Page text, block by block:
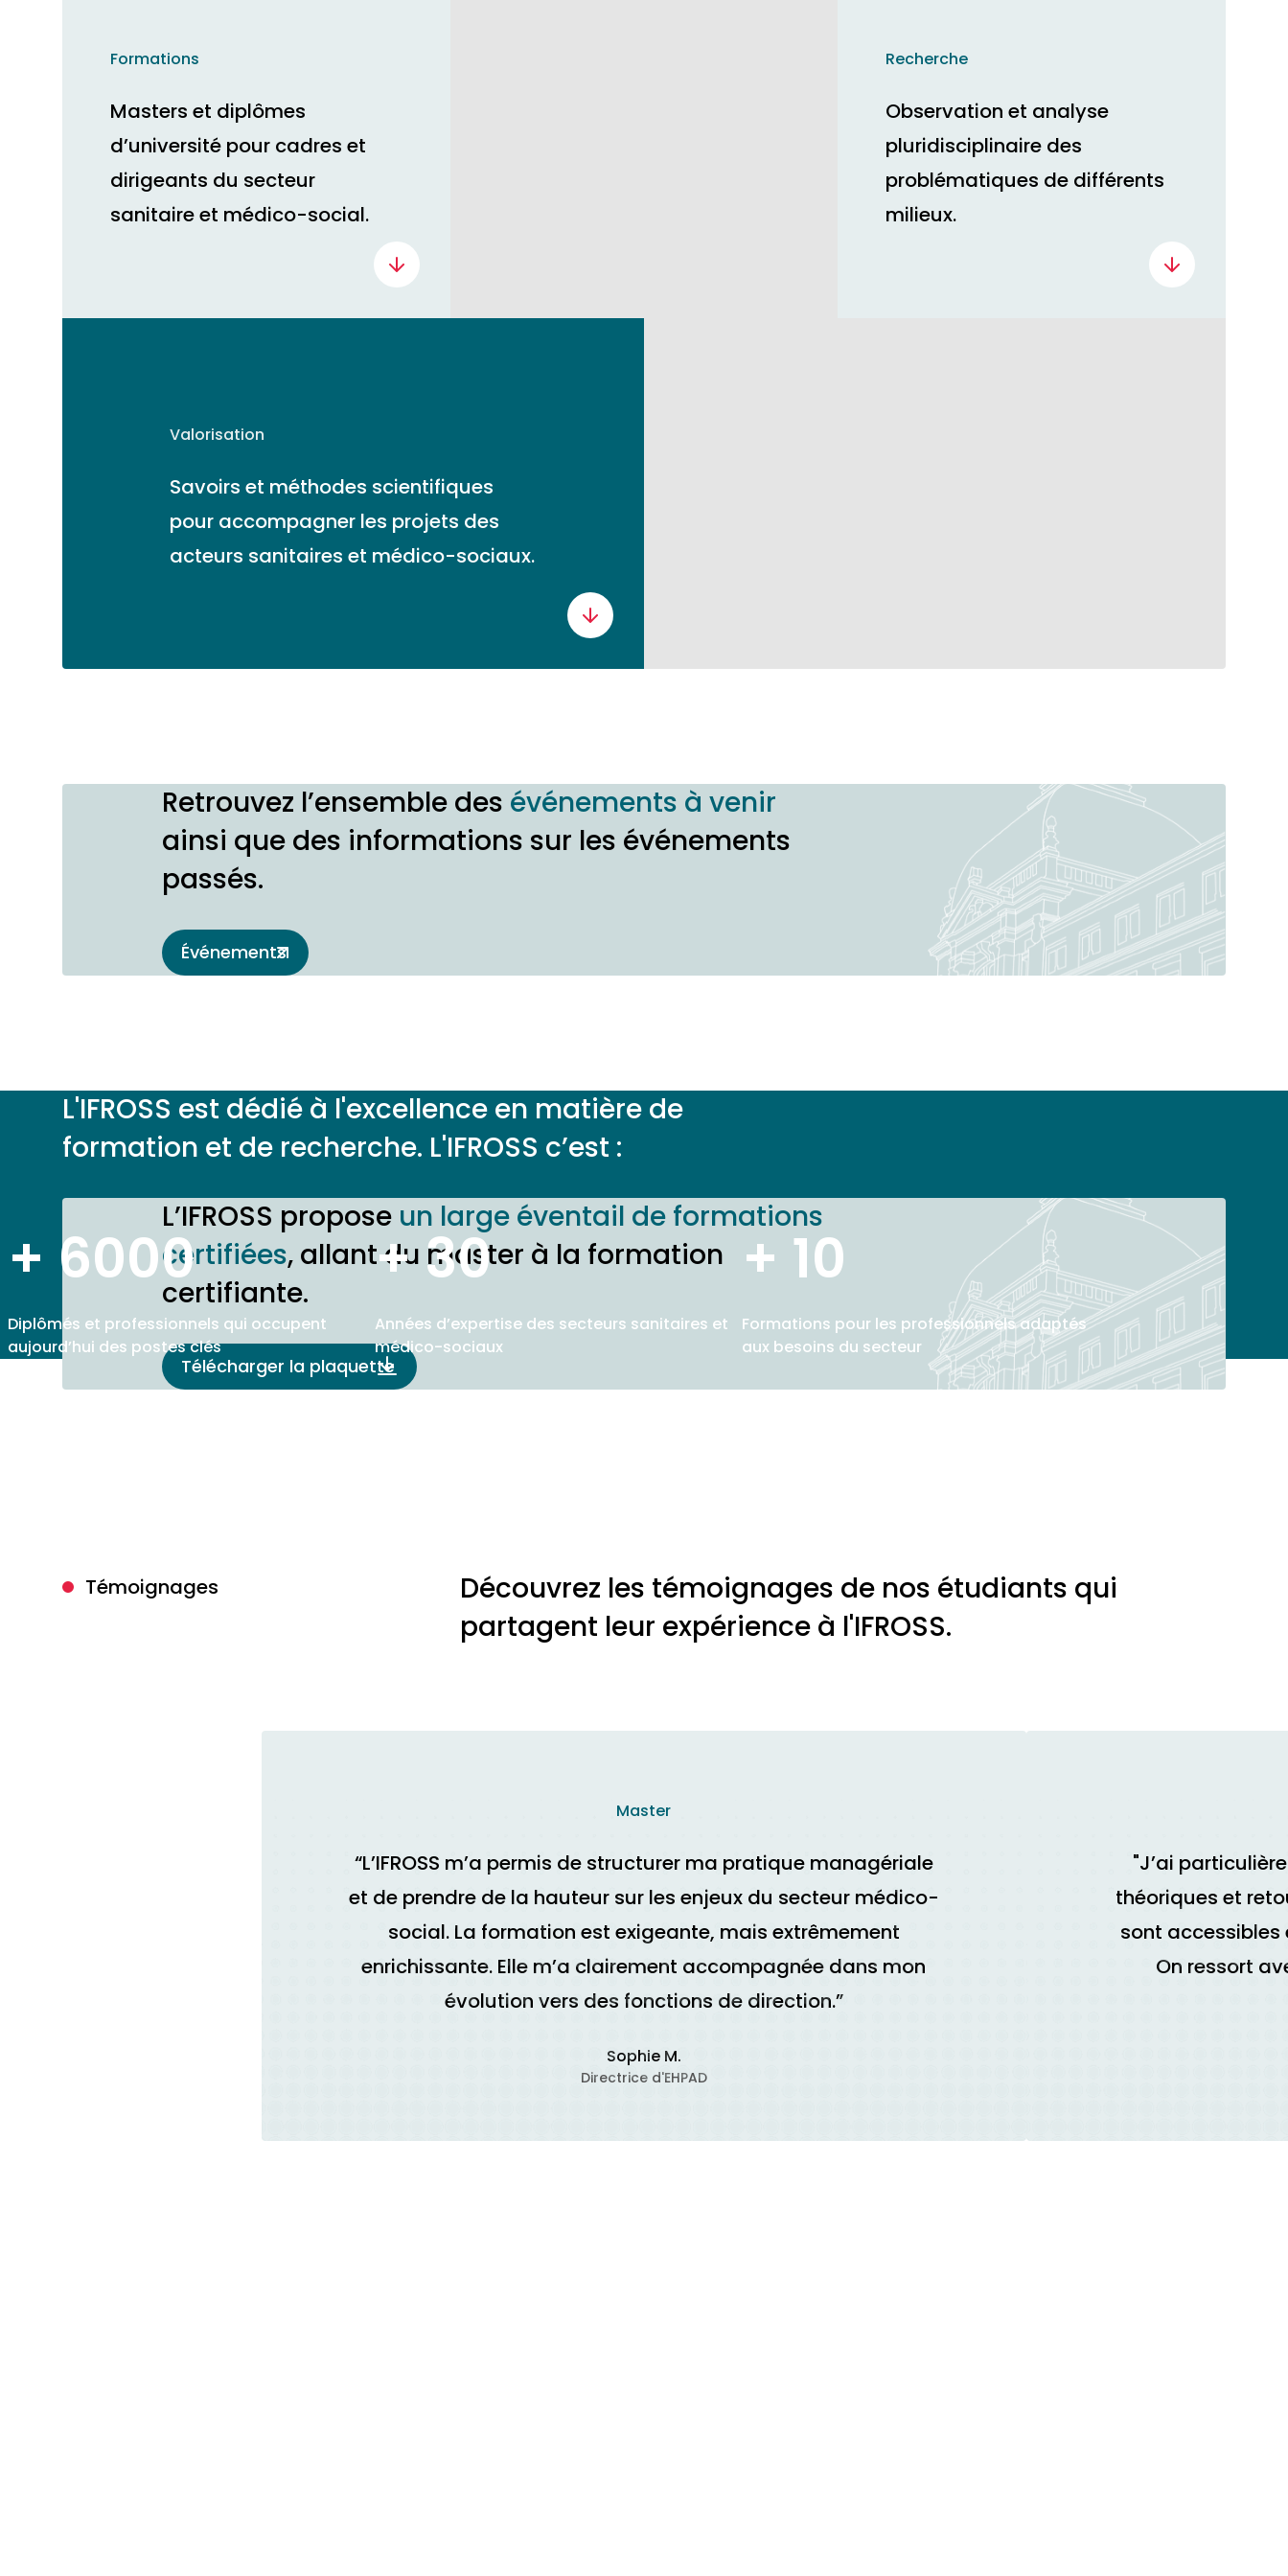
Formations
Masters et diplômes
d’université pour cadres et
dirigeants du secteur
sanitaire et médico-social.
Recherche
Observation et analyse
pluridisciplinaire des
problématiques de différents
milieux.
Valorisation
Savoirs et méthodes scientifiques
pour accompagner les projets des
acteurs sanitaires et médico-sociaux.
Retrouvez l’ensemble des événements à venir
ainsi que des informations sur les événements
passés.
Événements
L'IFROSS est dédié à l'excellence en matière de
formation et de recherche. L'IFROSS c’est :
+ 6000
Diplômés et professionnels qui occupent
aujourd’hui des postes clés
+ 30
Années d’expertise des secteurs sanitaires et
médico-sociaux
+ 10
Formations pour les professionnels adaptés
aux besoins du secteur
L’IFROSS propose un large éventail de formations
certifiées, allant du master à la formation
certifiante.
Télécharger la plaquette
Témoignages
Découvrez les témoignages de nos étudiants qui
partagent leur expérience à l'IFROSS.
Master
“L’IFROSS m’a permis de structurer ma pratique managériale
et de prendre de la hauteur sur les enjeux du secteur médico-
social. La formation est exigeante, mais extrêmement
enrichissante. Elle m’a clairement accompagnée dans mon
évolution vers des fonctions de direction.”
Sophie M.
Directrice d'EHPAD
"J’ai
théoriques et
sont accessibles
On ressort